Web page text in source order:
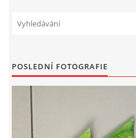
SVATÁ BARBORA 4.12.
MIKULÁŠ, ČERTI
POSLEDNÍ FOTOGRAFIE